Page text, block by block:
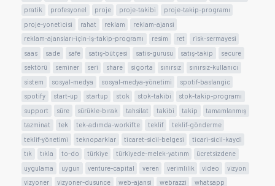
pratik
profesyonel proje proje-takibi
proje-takip-programı
proje-yoneticisi
rahat reklam
reklam-ajansi
reklam-ajansları-için-iş-takip-programı
resim ret
risk-sermayesi
saas
sade safe satış-bütçesi satis-gurusu satış-takip
secure
sektörü
seminer seri share sigorta sınırsız
sınırsız-kullanıcı
sistem
sosyal-medya sosyal-medya-yönetimi
spotif-baslangic
spotify
start-up startup stok stok-takibi
stok-takip-programı
support
süre sürükle-bırak tahsilat takibi takip
tamamlanmış
tazminat
tek tek-adımda-workifte teklif
teklif-gönderme
teklif-yönetimi
teknoparklar ticaret-sicil-belgesi
ticari-sicil-kaydi
tık
tıkla to-do türkiye türkiyede-melek-yatırım
ücretsizdene
uygulama
uygun venture-capital veren verimlilik video
vizyon
vizyoner
vizyoner-dusunce web-ajansi webrazzi
whatsapp